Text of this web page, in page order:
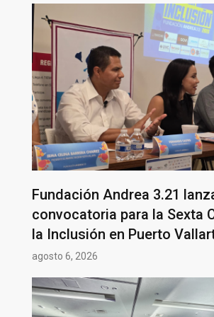
Fundación Andrea 3.21
convocatoria para la Sexta
la Inclusión en Puerto
agosto 6, 2026